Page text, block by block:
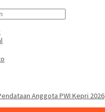
Anggota PWI Kepri 2026